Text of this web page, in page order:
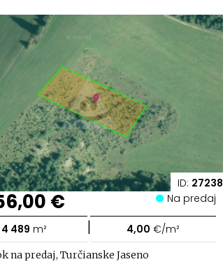
ID: 27238
€ Na predaj
4 489 m² | 4,00 €/m²
na predaj, Turčianske Jaseno